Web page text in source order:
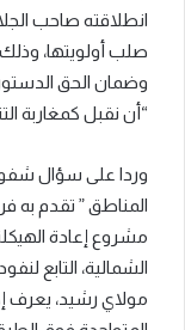
صلب أولويتها، وذلك
وضمان الحق
“أن نقبل كمغاربة
وردا على سؤال
المناطق ” تقدم به
مشروع إعادة
الشمالية، التابع
مولاي رشيد، يعرف